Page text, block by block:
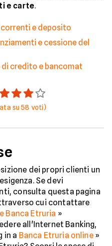
e carte.
e deposito
e cessione del
credito e bancomat
su58 voti)
dei propri clienti un
Se devi
consulta questa pagina
cui contattare
Banca Etruria »
all'Internet Banking,
in a Banca Etruria online»